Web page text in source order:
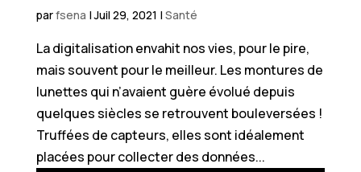
parfsena |Juil 29, 2021 | Santé
La digitalisation envahit nos vies, pour le pire,
mais souvent pour le meilleur. Les montures de
lunettes qui n’avaient guère évolué depuis
quelques siècles se retrouvent bouleversées !
Truffées de capteurs, elles sont idéalement
placées pour collecter des données...